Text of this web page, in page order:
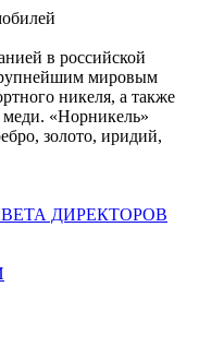
в российской
мировым
никеля, а также
«Норникель»
золото, иридий,
ДИРЕКТОРОВ